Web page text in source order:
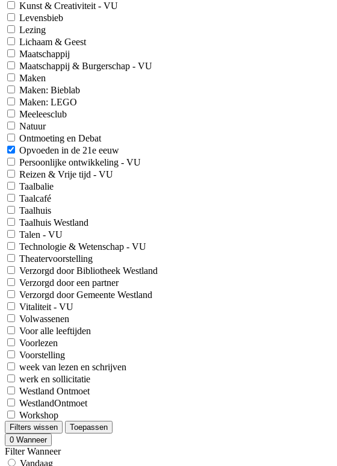
Kunst & Creativiteit - VU
Levensbieb
Lezing
Lichaam & Geest
Maatschappij
Maatschappij & Burgerschap - VU
Maken
Maken: Bieblab
Maken: LEGO
Meeleesclub
Natuur
Ontmoeting en Debat
Opvoeden in de 21e eeuw
Persoonlijke ontwikkeling - VU
Reizen & Vrije tijd - VU
Taalbalie
Taalcafé
Taalhuis
Taalhuis Westland
Talen - VU
Technologie & Wetenschap - VU
Theatervoorstelling
Verzorgd door Bibliotheek Westland
Verzorgd door een partner
Verzorgd door Gemeente Westland
Vitaliteit - VU
Volwassenen
Voor alle leeftijden
Voorlezen
Voorstelling
week van lezen en schrijven
werk en sollicitatie
Westland Ontmoet
WestlandOntmoet
Workshop
Filters wissen
Toepassen
0 Wanneer
Filter Wanneer
Vandaag